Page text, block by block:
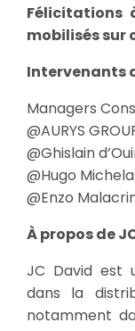
Félicitations
mobilisés
Intervenants
Managers
@AURYS
@Ghislain
@Hugo
@Enzo
À propos de
JC David est
dans la
notamment